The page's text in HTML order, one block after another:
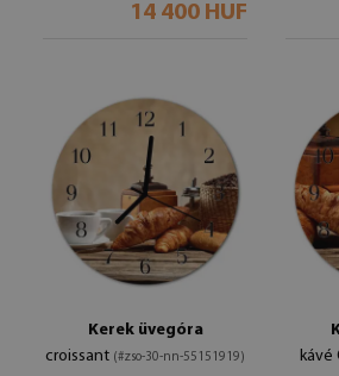
14 400 HUF
Kerek üvegóra
croissant (#zso-30-nn-55151919)
kávé